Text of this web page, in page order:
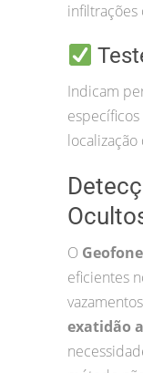
infiltrações
Indicam
localização
O Geofone
eficientes
exatidão